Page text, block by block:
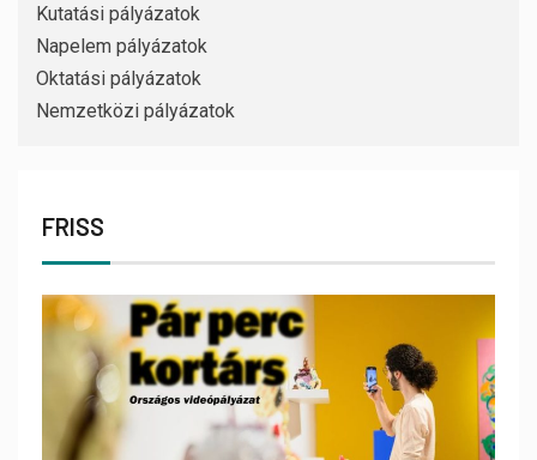
Kutatási pályázatok
Napelem pályázatok
Oktatási pályázatok
Nemzetközi pályázatok
FRISS